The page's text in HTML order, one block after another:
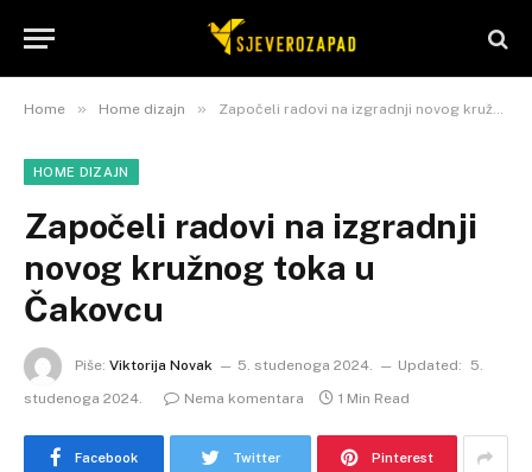
Home » Home dizajn » Započeli radovi na izgradnji novog kružnog toka u Čakovcu
HOME DIZAJN
Započeli radovi na izgradnji
novog kružnog toka u
Čakovcu
Piše: Viktorija Novak 5. studenoga 2024. Updated:
5.
studenoga 2024.
Nema komentara 1 Min Read
Facebook Twitter Pinterest